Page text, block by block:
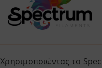
επιλογές
μπορούν
στη
Χρησιμοποιώντας το